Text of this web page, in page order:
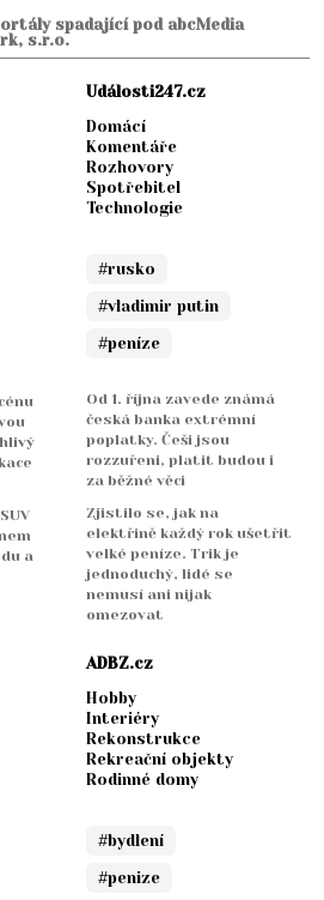
spadající pod abcMedia
s.r.o.
a
Události247.cz
Domácí
Komentáře
Rozhovory
Spotřebitel
Technologie
#rusko
#vladimir putin
#peníze
Od 1. října zavede známá
česká banka extrémní
poplatky. Češi jsou
rozzuřeni, platit budou i
za běžné věci
Zjistilo se, jak na
elektřině každý rok ušetřit
velké peníze. Trik je
jednoduchý, lidé se
nemusí ani nijak
omezovat
ADBZ.cz
Hobby
Interiéry
Rekonstrukce
Rekreační objekty
Rodinné domy
#bydlení
#penize